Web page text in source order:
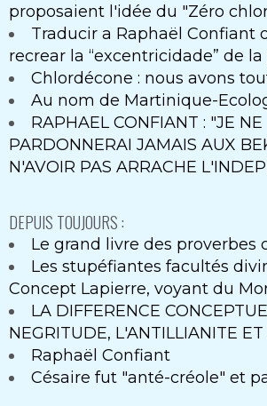
proposaient l'idée du "Zéro
Traducir a Raphaël Confiant
recrear la “excentricidade” de
Chlordécone : nous avons
Au nom de Martinique-
RAPHAEL CONFIANT : "JE NE
PARDONNERAI JAMAIS AUX
N'AVOIR PAS ARRACHE
DEPUIS TOUJOURS :
Le grand livre des proverbes
Les stupéfiantes facultés
Concept Lapierre, voyant du
LA DIFFERENCE
NEGRITUDE, L'ANTILLIANITE
Raphaël Confiant
Césaire fut "anté-créole" et